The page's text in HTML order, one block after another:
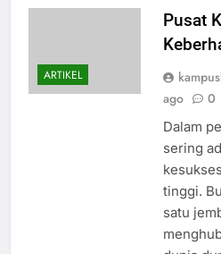
ARTIKEL
Pusat
ago
0
Dalam
sering
tinggi.
satu